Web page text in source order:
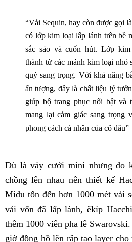
“Vải Sequin, hay còn được gọi
có lớp kim loại lấp lánh trên bề
sắc sảo và cuốn hút. Lớp
thành từ các mảnh kim loại nhỏ
quý sang trọng. Với khả năng
ấn tượng, đây là chất liệu lý
giúp bộ trang phục nổi bật và
mang lại cảm giác sang trọng
phong cách cá nhân của cô dâu”
Dù là váy cưới mini nhưng do
chồng lên nhau nên thiết kế
Midu tốn đến hơn 1000 mét vải
vải vốn đã lấp lánh, êkíp
thêm 1000 viên pha lê
giờ đồng hồ lên rập tạo layer